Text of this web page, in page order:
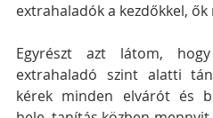
extrahaladók a kezdőkkel, ők
Egyrészt azt látom,
extrahaladó szint alatti
kérek minden elvárót és